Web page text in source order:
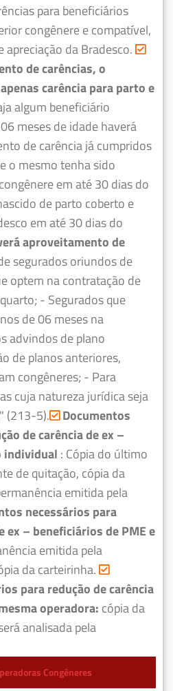
para beneficiários
congênere e compatível,
apreciação da Bradesco.
de carências, o
carência para parto e
algum beneficiário
meses de idade haverá
de carência já cumpridos
o mesmo tenha sido
em até 30 dias do
de parto coberto e
em até 30 dias do
aproveitamento de
segurados oriundos de
optem na contratação de
- Segurados que
de 06 meses na
advindos de plano
de planos anteriores,
congêneres; - Para
cuja natureza jurídica seja
(213-5). Documentos
de carência de ex –
individual : Cópia do último
de quitação, cópia da
emitida pela
necessários para
ex – beneficiários de PME e
emitida pela
da carteirinha.
para redução de carência
operadora: cópia da
analisada pela
Congêneres